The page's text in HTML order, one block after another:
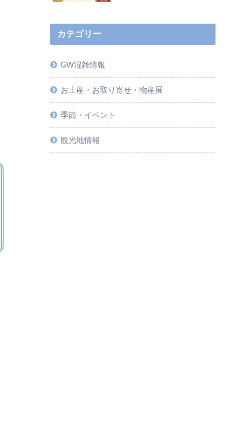
カテゴリー
GW混雑情報
お土産・お取り寄せ・物産展
季節・イベント
観光地情報